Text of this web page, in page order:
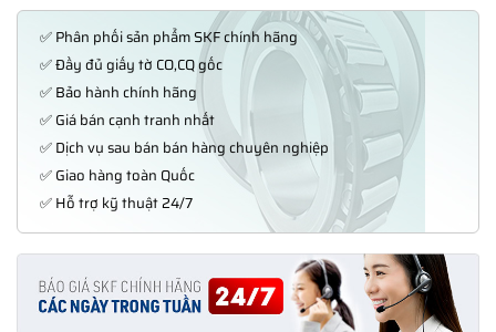
✅ Phân phối sản phẩm SKF chính hãng
✅ Đầy đủ giấy tờ CO,CQ gốc
✅ Bảo hành chính hãng
✅ Giá bán cạnh tranh nhất
✅ Dịch vụ sau bán bán hàng chuyên nghiệp
✅ Giao hàng toàn Quốc
✅ Hỗ trợ kỹ thuật 24/7